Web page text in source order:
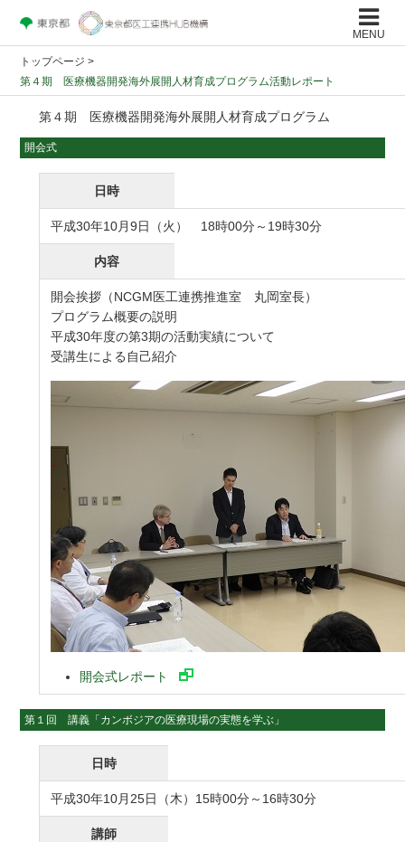
MENU
トップページ >
第４期 医療機器開発海外展開人材育成プログラム活動レポート
第４期 医療機器開発海外展開人材育成プログラム
開会式
日時
平成30年10月9日（火） 18時00分～19時30分
内容
開会挨拶（NCGM医工連携推進室 丸岡室長）
プログラム概要の説明
平成30年度の第3期の活動実績について
受講生による自己紹介
開会式レポート
第１回 講義「カンボジアの医療現場の実態を学ぶ」
日時
平成30年10月25日（木）15時00分～16時30分
講師